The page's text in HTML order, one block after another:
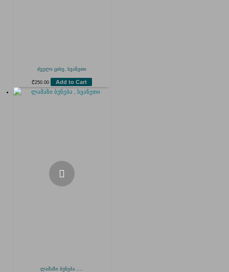
ძველი ციხე, სვანეთი
₾250.00 Add to Cart
ლამაზი ბუნება ,...